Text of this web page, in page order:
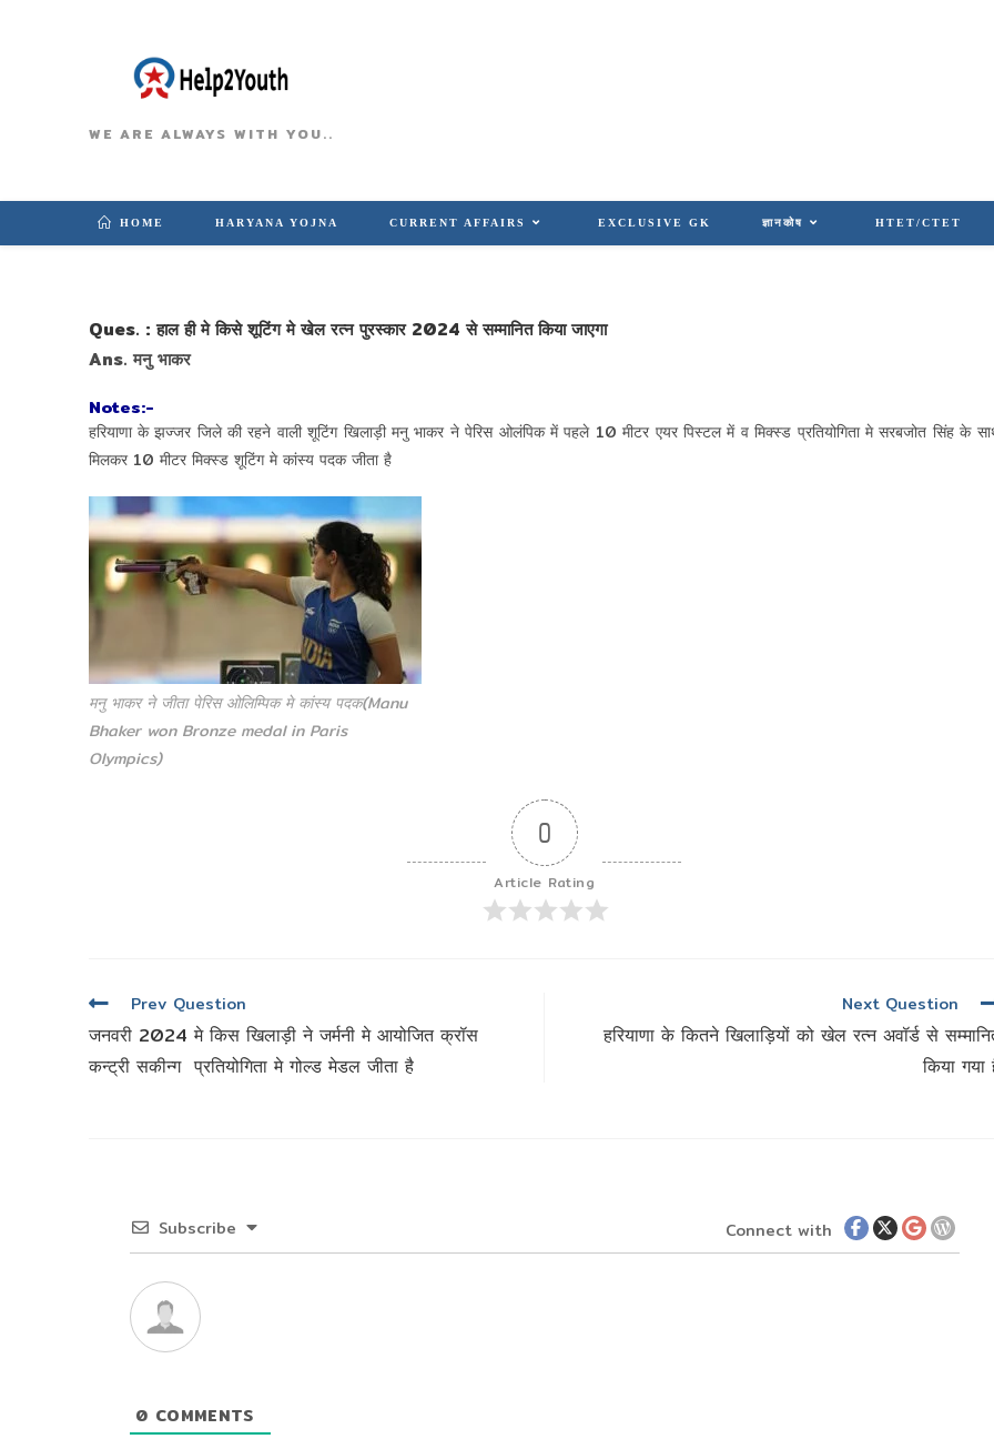
WE ARE ALWAYS WITH YOU..
HOME HARYANA YOJNA CURRENT AFFAIRS EXCLUSIVE GK ज्ञानकोष HTET/CTET
Ques. : हाल ही मे किसे शूटिंग मे खेल रत्न पुरस्कार 2024 से सम्मानित किया जाएगा
Ans. मनु भाकर
Notes:-
हरियाणा के झज्जर जिले की रहने वाली शूटिंग खिलाड़ी मनु भाकर ने पेरिस ओलंपिक में पहले 10 मीटर एयर पिस्टल में व मिक्स्ड प्रतियोगिता मे सरबजोत सिंह के
मिलकर 10 मीटर मिक्स्ड शूटिंग मे कांस्य पदक जीता है
मनु भाकर ने जीता पेरिस ओलिम्पिक मे कांस्य पदक(Manu
Bhaker won Bronze medal in Paris
Olympics)
0
Article Rating
पोस्ट
नेविगेशन
Prev Question
जनवरी 2024 मे किस खिलाड़ी ने जर्मनी मे आयोजित क्रॉस
कन्ट्री सकीन्ग प्रतियोगिता मे गोल्ड मेडल जीता है
Next Question
हरियाणा के कितने खिलाड़ियों को खेल रत्न अवॉर्ड से
किया गया
Subscribe Connect with
0 COMMENTS